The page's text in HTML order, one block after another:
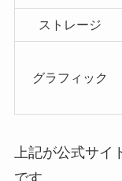
ストレージ
グラフィック
上記が公式サイ